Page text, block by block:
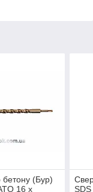
(Бур)
16 х